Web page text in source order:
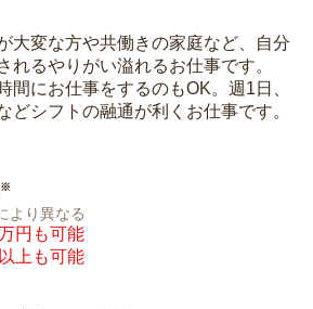
大変な方や共働きの家庭など、自分
れるやりがい溢れるお仕事です。
間にお仕事をするのもOK。週1日、
どシフトの融通が利くお仕事です。
※
より異なる
円も可能
上も可能